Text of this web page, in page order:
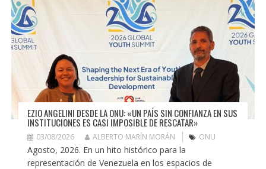
EZIO ANGELINI DESDE LA ONU: «UN PAÍS SIN CONFIANZA EN SUS
INSTITUCIONES ES CASI IMPOSIBLE DE RESCATAR»
03/08/2026 ALBERTO MARÍN MORÁN ONU
Agosto, 2026. En un hito histórico para la
representación de Venezuela en los espacios de